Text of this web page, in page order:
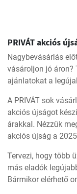
PRIVÁT akciós
Nagybevásárlás
vásároljon jó áron?
ajánlatokat a
A PRIVÁT sok
akciós újságot
árakkal. Nézzük
akciós újság a
Tervezi, hogy több
más eladók
Bármikor elérhető